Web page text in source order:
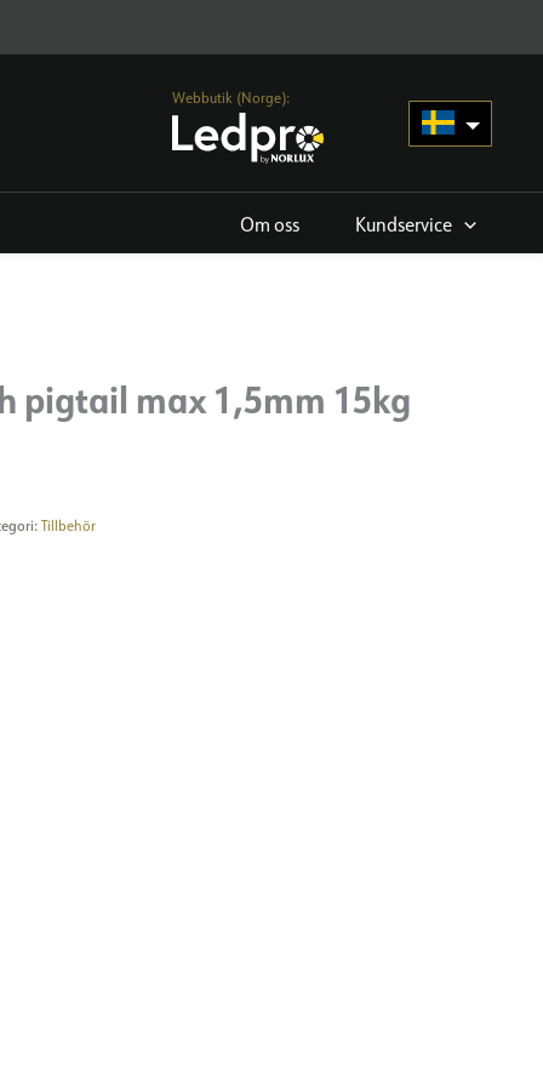
Webbutik (Norge):
Om oss Kundservice
pigtail max 1,5mm 15kg
Tillbehör